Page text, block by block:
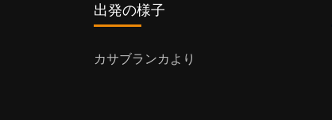
出発の様子
カサブランカより